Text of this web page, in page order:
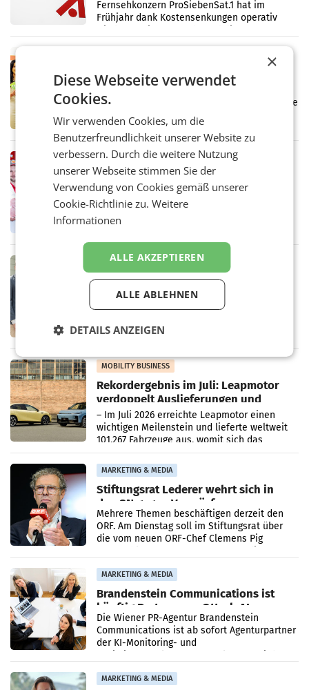
Fernsehkonzern ProSiebenSat.1 hat im
Frühjahr dank Kostensenkungen operativ
Eine Bühne für Zirkularität: ARA und
Müller informieren am POS über
Kreislauffähigkeit
Über den gesamten August hinweg rücken die
Altstoff Recycling Austria AG (ARA) und der
Handelskonzern Müller die Initiative
„Kreislauf-Helden“ in allen österreichischen
Müller-Filialen
RETAIL
Penny modernisiert zwei Filialen in
Ober- und Niederösterreich
WIENER NEUDORF. – Im Rahmen einer
erneuert Penny zwei Filialen in Nieder- und
RETAIL
Alles bereit für den Wechsel: Jürgen
Albrecht setzt ab 1.1.2027 auf Adeg
WIENER NEUDORF. – Die geplante
Vorarlberger Kaufmann Jürgen Albrecht ist
Bundeskartellanwalt
MOBILITY BUSINESS
Rekordergebnis im Juli: Leapmotor
verdoppelt Auslieferungen und
überschreitet die 100.000er-Marke
– Im Juli 2026 erreichte Leapmotor einen
wichtigen Meilenstein und lieferte weltweit
101.267 Fahrzeuge aus, womit sich das
Ergebnis gegenüber Juli 2025 mehr als
verdoppelte (+102
MARKETING & MEDIA
Stiftungsrat Lederer wehrt sich in
den SN gegen Vorwürfe
Mehrere Themen beschäftigen derzeit den
ORF. Am Dienstag soll im Stiftungsrat über
die vom neuen ORF-Chef Clemens Pig
MARKETING & MEDIA
Brandenstein Communications ist
künftig Partner von OtterlyAI
Die Wiener PR-Agentur Brandenstein
Communications ist ab sofort Agenturpartner
der KI-Monitoring- und
MARKETING & MEDIA
×
Diese Webseite verwendet
Cookies.
Wir verwenden Cookies, um die
Benutzerfreundlichkeit unserer Website zu
verbessern. Durch die weitere Nutzung
unserer Webseite stimmen Sie der
Verwendung von Cookies gemäß unserer
Cookie-Richtlinie zu.Weitere
Informationen
ALLE AKZEPTIEREN
ALLE ABLEHNEN
DETAILS ANZEIGEN